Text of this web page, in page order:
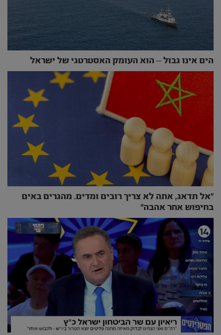
הים אינו גבול – הוא העומק האסטרטגי של ישראל
״אל תדאג, אתה לא צריך רובים ומדים. מהגרים באים
בחיפוש אחר אהבה״